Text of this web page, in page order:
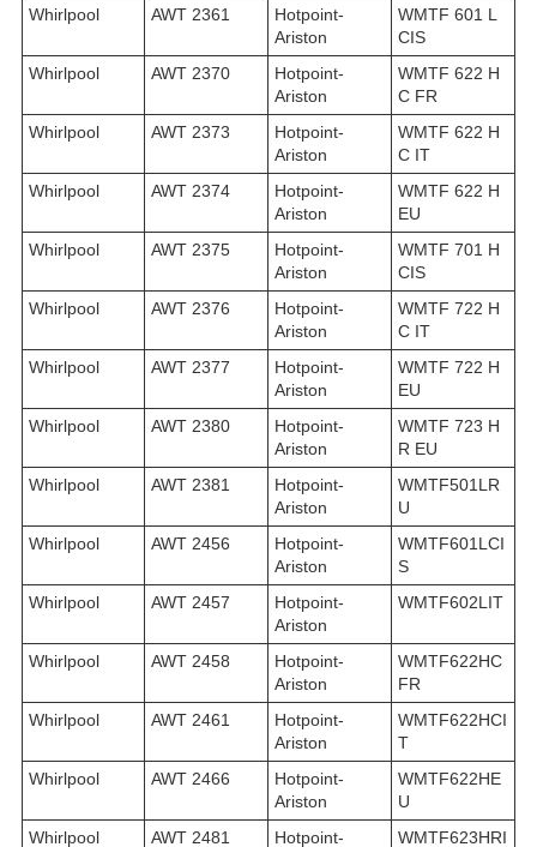
Whirlpool
AWT 2361
Hotpoint-
Ariston
WMTF 601 L
CIS
Whirlpool
AWT 2370
Hotpoint-
Ariston
WMTF 622 H
C FR
Whirlpool
AWT 2373
Hotpoint-
Ariston
WMTF 622 H
C IT
Whirlpool
AWT 2374
Hotpoint-
Ariston
WMTF 622 H
EU
Whirlpool
AWT 2375
Hotpoint-
Ariston
WMTF 701 H
CIS
Whirlpool
AWT 2376
Hotpoint-
Ariston
WMTF 722 H
C IT
Whirlpool
AWT 2377
Hotpoint-
Ariston
WMTF 722 H
EU
Whirlpool
AWT 2380
Hotpoint-
Ariston
WMTF 723 H
R EU
Whirlpool
AWT 2381
Hotpoint-
Ariston
WMTF501LR
U
Whirlpool
AWT 2456
Hotpoint-
Ariston
WMTF601LCI
S
Whirlpool
AWT 2457
Hotpoint-
Ariston
WMTF602LIT
Whirlpool AWT 2458
Hotpoint-
Ariston
WMTF622HC
FR
Whirlpool
AWT 2461
Hotpoint-
Ariston
WMTF622HCI
T
Whirlpool
AWT 2466
Hotpoint-
Ariston
WMTF622HE
U
Whirlpool
AWT 2481 Hotpoint- WMTF623HRI